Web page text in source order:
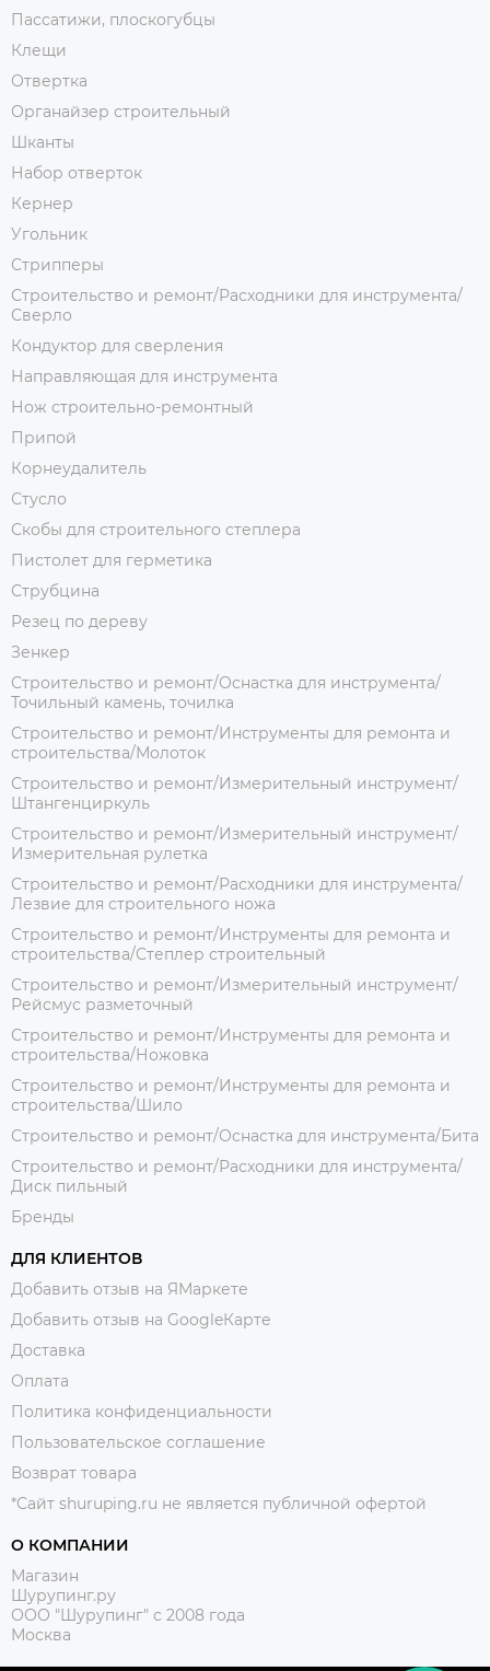
Пассатижи, плоскогубцы
Клещи
Отвертка
Органайзер строительный
Шканты
Набор отверток
Кернер
Угольник
Стрипперы
Строительство и ремонт/Расходники для инструмента/
Сверло
Кондуктор для сверления
Направляющая для инструмента
Нож строительно-ремонтный
Припой
Корнеудалитель
Стусло
Скобы для строительного степлера
Пистолет для герметика
Струбцина
Резец по дереву
Зенкер
Строительство и ремонт/Оснастка для инструмента/
Точильный камень, точилка
Строительство и ремонт/Инструменты для ремонта и
строительства/Молоток
Строительство и ремонт/Измерительный инструмент/
Штангенциркуль
Строительство и ремонт/Измерительный инструмент/
Измерительная рулетка
Строительство и ремонт/Расходники для инструмента/
Лезвие для строительного ножа
Строительство и ремонт/Инструменты для ремонта и
строительства/Степлер строительный
Строительство и ремонт/Измерительный инструмент/
Рейсмус разметочный
Строительство и ремонт/Инструменты для ремонта и
строительства/Ножовка
Строительство и ремонт/Инструменты для ремонта и
строительства/Шило
Строительство и ремонт/Оснастка для инструмента/Бита
Строительство и ремонт/Расходники для инструмента/
Диск пильный
Бренды
ДЛЯ КЛИЕНТОВ
Добавить отзыв на ЯМаркете
Добавить отзыв на GoogleКарте
Доставка
Оплата
Политика конфиденциальности
Пользовательское соглашение
Возврат товара
*Сайт shuruping.ru не является публичной офертой
О КОМПАНИИ
Магазин
Шурупинг.ру
ООО "Шурупинг" с 2008 года
Москва